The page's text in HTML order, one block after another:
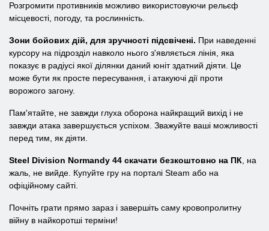
Розгромити противників можливо використовуючи рельєф
місцевості, погоду, та рослинність.
Зони бойових дій, для зручності підсвічені. При наведенні
курсору на підрозділ навколо нього з'являється лінія, яка
показує в радіусі якої ділянки даний юніт здатний діяти. Це
може бути як просте пересування, і атакуючі дії проти
ворожого загону.
Пам'ятайте, не завжди глуха оборона найкращий вихід і не
завжди атака завершується успіхом. Зважуйте ваші можливості
перед тим, як діяти.
Steel Division Normandy 44 скачати безкоштовно на ПК , на
жаль, не вийде. Купуйте гру на порталі Steam або на
офіційному сайті.
Почніть грати прямо зараз і завершіть саму кровопролитну
війну в найкоротші терміни!